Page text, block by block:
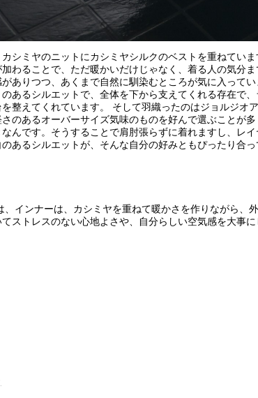
シミヤのニットにカシミヤシルクのベストを重ねてい
わることで、ただ暖かいだけじゃなく、着る人の気分
がありつつ、あくまで自然に馴染むところが気に入って
のあるシルエットで、全体を下から支えてくれる存在で
を整えてくれています。 そして羽織ったのはジョルジオ
さのあるオーバーサイズ気味のものを好んで選ぶことが
なんです。そうすることで肩肘張らずに着れますし、レ
あるシルエットが、そんな自分の好みともぴったり合っ
、インナーは、カシミヤを重ねて暖かさを作りながら、
ストレスのない心地よさや、自分らしい空気感を大事に